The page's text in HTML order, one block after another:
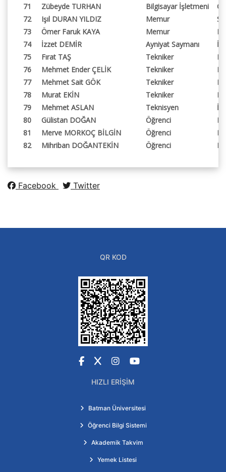
71
Zübeyde TURHAN Bilgisayar İşletmeni
72
Işıl DURAN YILDIZ Memur
73
Ömer Faruk KAYA Memur
74
İzzet DEMİR Ayniyat Saymanı
75
Fırat TAŞ Tekniker
76
Mehmet Ender ÇELİK Tekniker
77
Mehmet Sait GÖK Tekniker
78
Murat EKİN Tekniker
79
Mehmet ASLAN Teknisyen
80
Gülistan DOĞAN Öğrenci
81
Merve MORKOÇ BİLGİN Öğrenci
82
Mihriban DOĞANTEKİN Öğrenci
Facebook Twitter
QR KOD
Facebook
X Instagram
YouTube
HIZLI ERIŞIM
Batman Üniversitesi
Öğrenci Bilgi Sistemi
Akademik Takvim
Yemek Listesi